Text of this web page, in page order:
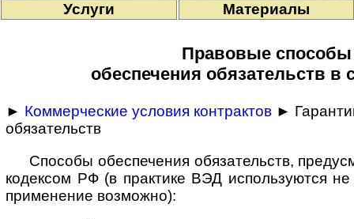
Услуги
Материалы
Правовые способы
обеспечения обязательств
► Коммерческие условия контрактов ►
обязательств
Способы обеспечения обязательств,
кодексом РФ (в практике ВЭД используются
применение возможно):